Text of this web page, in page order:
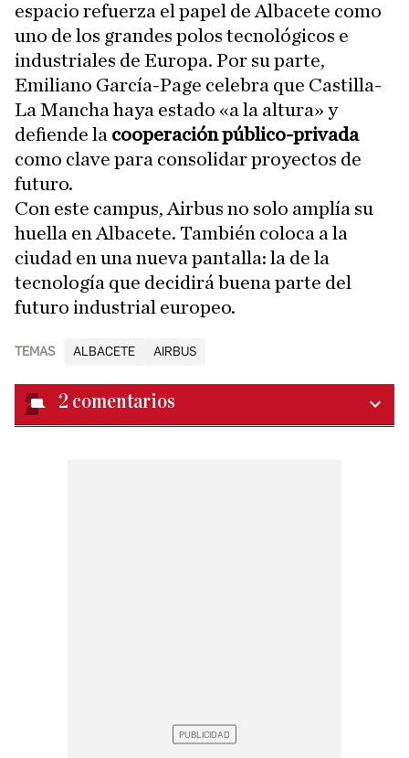
espacio refuerza el papel de Albacete como
uno de los grandes polos tecnológicos e
industriales de Europa. Por su parte,
Emiliano García-Page celebra que Castilla-
La Mancha haya estado «a la altura» y
defiende la cooperación público-privada
como clave para consolidar proyectos de
futuro.
Con este campus, Airbus no solo amplía su
huella en Albacete. También coloca a la
ciudad en una nueva pantalla: la de la
tecnología que decidirá buena parte del
futuro industrial europeo.
TEMAS ALBACETE AIRBUS
2 comentarios